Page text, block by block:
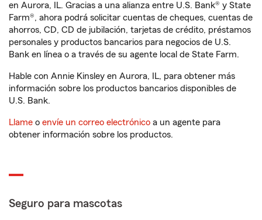
en Aurora, IL. Gracias a una alianza entre U.S. Bank® y State
Farm®, ahora podrá solicitar cuentas de cheques, cuentas de
ahorros, CD, CD de jubilación, tarjetas de crédito, préstamos
personales y productos bancarios para negocios de U.S.
Bank en línea o a través de su agente local de State Farm.
Hable con Annie Kinsley en Aurora, IL, para obtener más
información sobre los productos bancarios disponibles de
U.S. Bank.
Llame o envíe un correo electrónico a un agente para
obtener información sobre los productos.
Seguro para mascotas